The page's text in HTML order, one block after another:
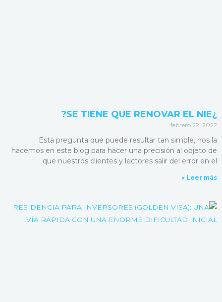
¿SE TIENE QUE RENOVAR EL NIE?
febrero 22, 2022
Esta pregunta que puede resultar tan simple, nos la
hacemos en este blog para hacer una precisión al objeto de
que nuestros clientes y lectores salir del error en el
Leer más »